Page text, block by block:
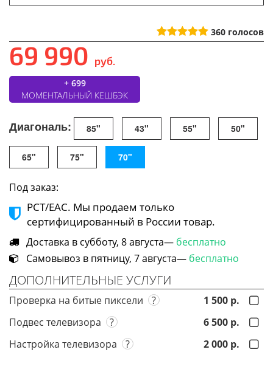
360 голосов
69 990 руб.
+ 699
МОМЕНТАЛЬНЫЙ КЕШБЭК
Диагональ: 85" 43" 55" 50"
65" 75" 70"
Под заказ:
РСТ/ЕАС. Мы продаем только
сертифицированный в России товар.
Доставка в субботу, 8 августа— бесплатно
Самовывоз в пятницу, 7 августа— бесплатно
ДОПОЛНИТЕЛЬНЫЕ УСЛУГИ
Проверка на битые пиксели ?
1 500 р.
Подвес телевизора
?
6 500 р.
Настройка телевизора
? 2 000 р.